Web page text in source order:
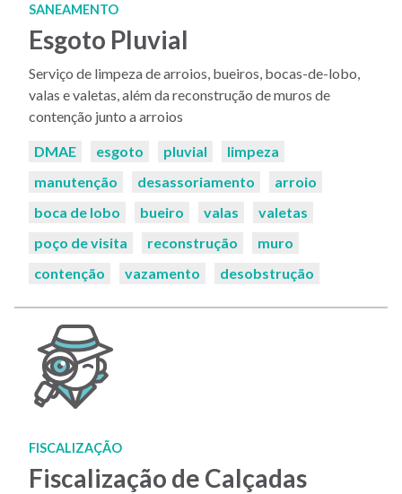
SANEAMENTO
Esgoto Pluvial
Serviço de limpeza de arroios, bueiros, bocas-de-lobo,
valas e valetas, além da reconstrução de muros de
contenção junto a arroios
Palavras-
DMAE esgoto pluvial
limpeza
manutenção
desassoriamento
arroio
boca de lobo
bueiro valas
valetas
poço de visita
reconstrução
muro
contenção
vazamento desobstrução
FISCALIZAÇÃO
Fiscalização de Calçadas